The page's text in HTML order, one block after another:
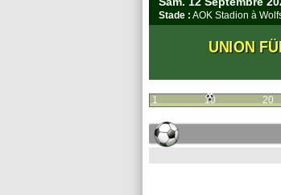
Stade : AOK Stadion à
UNION
1 10 20